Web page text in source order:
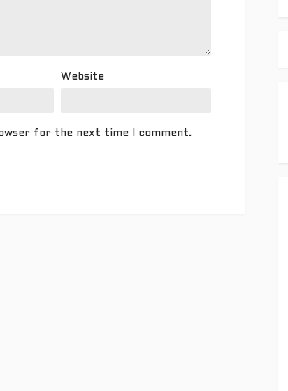
Website
for the next time I comment.